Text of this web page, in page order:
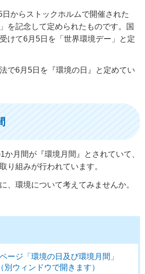
からストックホルムで開催された
を記念して定められたものです。国
けて6月5日を「世界環境デー」と定
で6月5日を『環境の日』と定めてい
か月間が『環境月間』とされていて、
り組みが行われています。
、環境について考えてみませんか。
ージ「環境の日及び環境月間」
別ウィンドウで開きます）